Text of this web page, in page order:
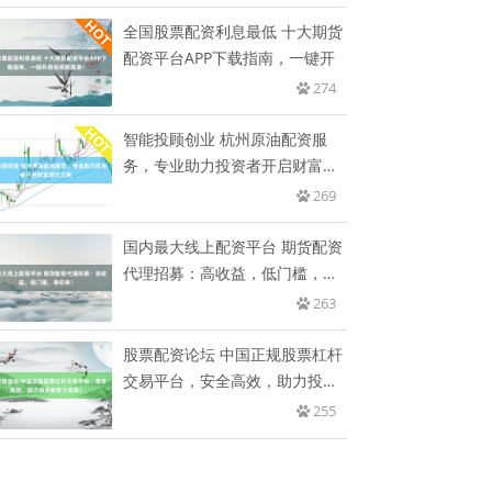
全国股票配资利息最低 十大期货
配资平台APP下载指南，一键开
274
智能投顾创业 杭州原油配资服
务，专业助力投资者开启财富增
269
国内最大线上配资平台 期货配资
代理招募：高收益，低门槛，等
263
股票配资论坛 中国正规股票杠杆
交易平台，安全高效，助力投资
255